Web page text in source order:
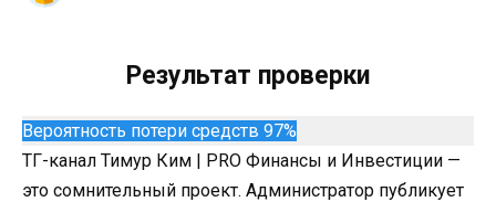
Результат проверки
Вероятность потери средств 97%
ТГ-канал Тимур Ким | PRO Финансы и Инвестиции —
это сомнительный проект. Администратор публикует